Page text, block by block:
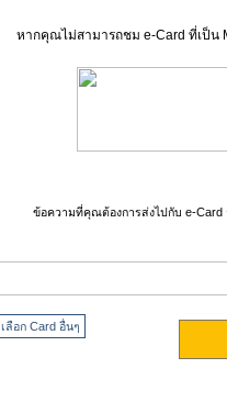
หากคุณไม่สามารถชม e-Card ที่เป็น
ข้อความที่คุณต้องการส่งไปกับ e-
เลือก Card อื่นๆ